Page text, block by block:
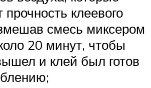
клеевого
смесь миксером
20 минут, чтобы
и клей был готов